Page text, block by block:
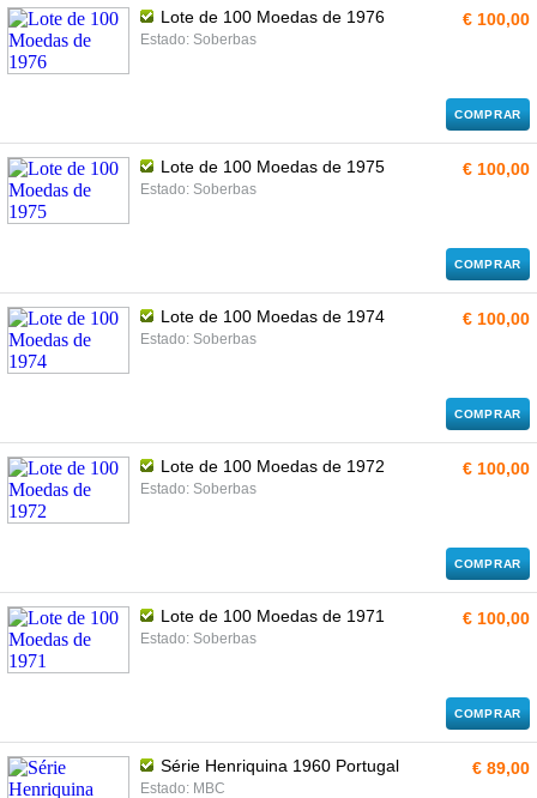
Lote de 100 Moedas de 1976
Estado: Soberbas
€ 100,00
COMPRAR
Lote de 100 Moedas de 1975
Estado: Soberbas
€ 100,00
COMPRAR
Lote de 100 Moedas de 1974
Estado: Soberbas
€ 100,00
COMPRAR
Lote de 100 Moedas de 1972
Estado: Soberbas
€ 100,00
COMPRAR
Lote de 100 Moedas de 1971
Estado: Soberbas
€ 100,00
COMPRAR
Série Henriquina 1960 Portugal
Estado: MBC
€ 89,00